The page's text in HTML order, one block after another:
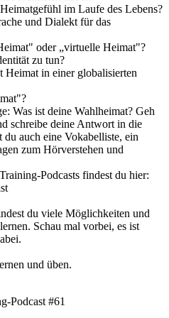
Podcast #62
Training-Podcasts spricht Robert
mat]
findest du wie immer ein
und Übungen.
12 Fragen zum Thema Heimat:
Gefühl?
werden?
Heimaten haben?
im Laufe des Lebens?
in einer globalisierten